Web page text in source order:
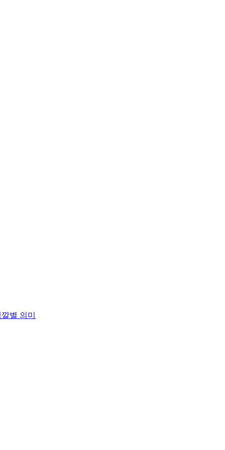
별 의미